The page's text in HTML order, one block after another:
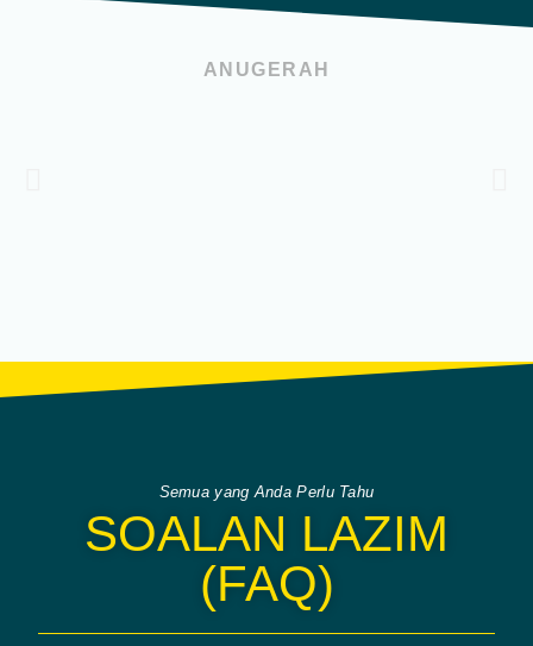
ANUGERAH
Semua yang Anda Perlu Tahu
SOALAN LAZIM
(FAQ)